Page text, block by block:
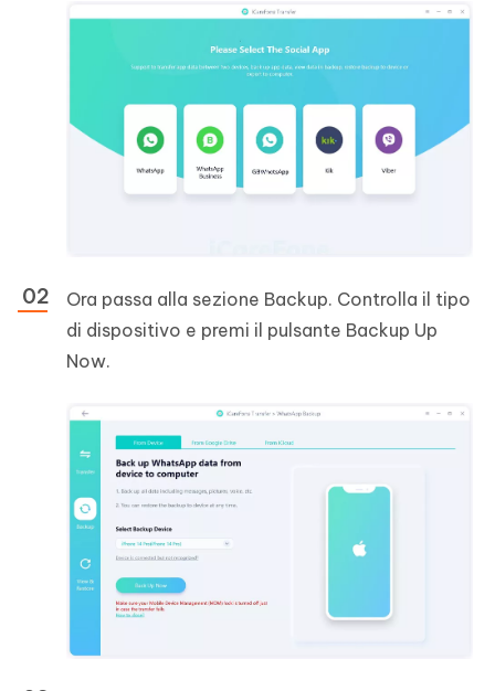
Ora passa alla sezione Backup. Controlla il tipo
di dispositivo e premi il pulsante Backup Up
Now.